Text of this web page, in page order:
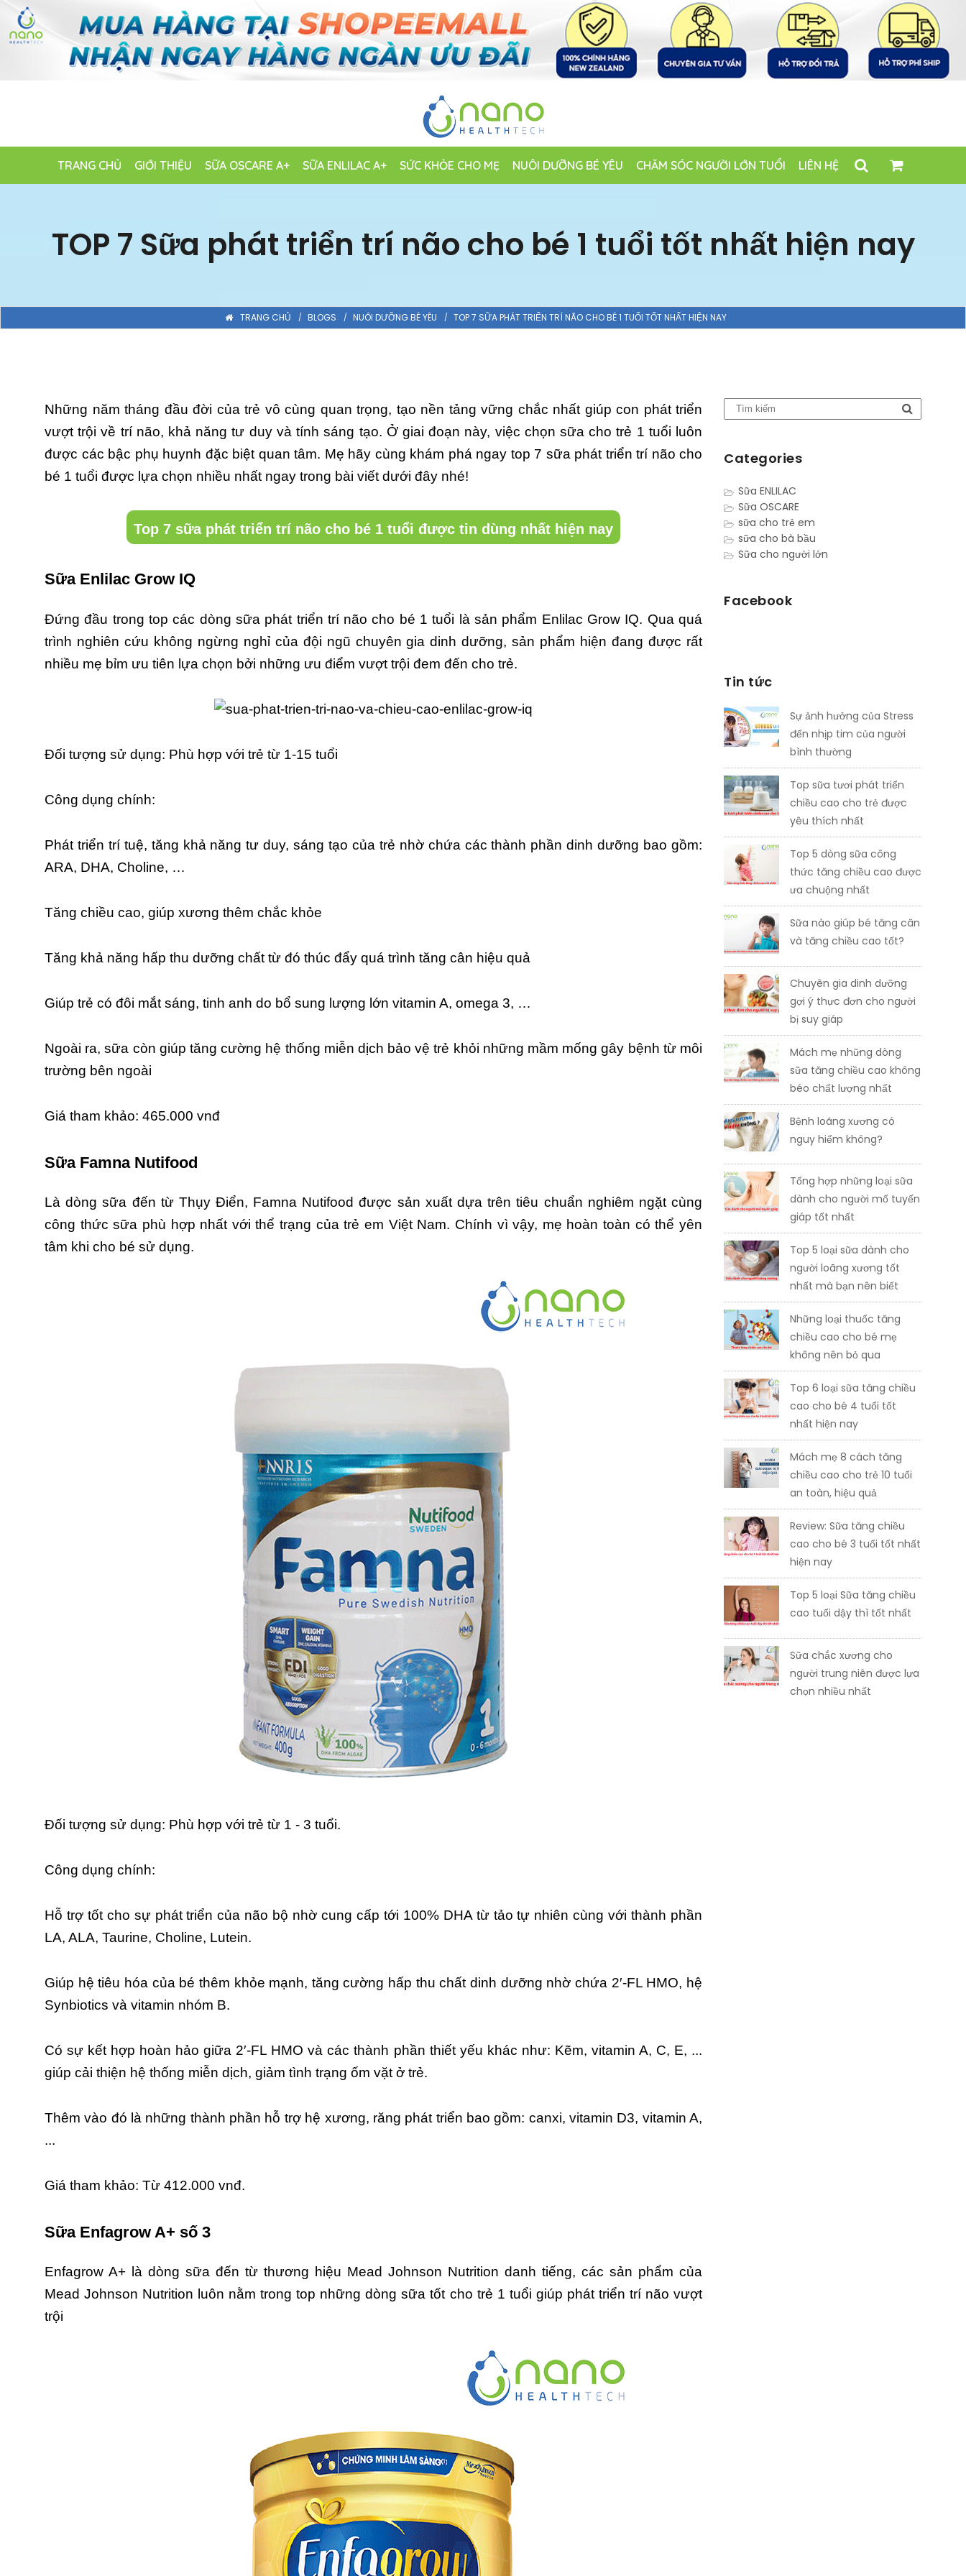
TRANG CHỦ GIỚI THIỆU SỮA OSCARE A+ SỮA ENLILAC A+ SỨC KHỎE CHO MẸ NUÔI DƯỠNG BÉ YÊU CHĂM SÓC NGƯỜI LỚN TUỔI LIÊN HỆ
TOP 7 Sữa phát triển trí não cho bé 1 tuổi tốt nhất hiện nay
TRANG CHỦ BLOGS NUÔI DƯỠNG BÉ YÊU TOP 7 SỮA PHÁT TRIỂN TRÍ NÃO CHO BÉ 1 TUỔI TỐT NHẤT HIỆN NAY
Những năm tháng đầu đời của trẻ vô cùng quan trọng, tạo nền tảng vững chắc nhất giúp con phát triển
vượt trội về trí não, khả năng tư duy và tính sáng tạo. Ở giai đoạn này, việc chọn sữa cho trẻ 1 tuổi luôn
được các bậc phụ huynh đặc biệt quan tâm. Mẹ hãy cùng khám phá ngay top 7 sữa phát triển trí não cho
bé 1 tuổi được lựa chọn nhiều nhất ngay trong bài viết dưới đây nhé!
Top 7 sữa phát triển trí não cho bé 1 tuổi được tin dùng nhất hiện nay
Sữa Enlilac Grow IQ
Đứng đầu trong top các dòng sữa phát triển trí não cho bé 1 tuổi là sản phẩm Enlilac Grow IQ. Qua quá
trình nghiên cứu không ngừng nghỉ của đội ngũ chuyên gia dinh dưỡng, sản phẩm hiện đang được rất
nhiều mẹ bỉm ưu tiên lựa chọn bởi những ưu điểm vượt trội đem đến cho trẻ.
Đối tượng sử dụng: Phù hợp với trẻ từ 1-15 tuổi
Công dụng chính:
Phát triển trí tuệ, tăng khả năng tư duy, sáng tạo của trẻ nhờ chứa các thành phần dinh dưỡng bao gồm:
ARA, DHA, Choline, …
Tăng chiều cao, giúp xương thêm chắc khỏe
Tăng khả năng hấp thu dưỡng chất từ đó thúc đẩy quá trình tăng cân hiệu quả
Giúp trẻ có đôi mắt sáng, tinh anh do bổ sung lượng lớn vitamin A, omega 3, …
Ngoài ra, sữa còn giúp tăng cường hệ thống miễn dịch bảo vệ trẻ khỏi những mầm mống gây bệnh từ môi
trường bên ngoài
Giá tham khảo: 465.000 vnđ
Sữa Famna Nutifood
Là dòng sữa đến từ Thụy Điển, Famna Nutifood được sản xuất dựa trên tiêu chuẩn nghiêm ngặt cùng
công thức sữa phù hợp nhất với thể trạng của trẻ em Việt Nam. Chính vì vậy, mẹ hoàn toàn có thể yên
tâm khi cho bé sử dụng.
Đối tượng sử dụng: Phù hợp với trẻ từ 1 - 3 tuổi.
Công dụng chính:
Hỗ trợ tốt cho sự phát triển của não bộ nhờ cung cấp tới 100% DHA từ tảo tự nhiên cùng với thành phần
LA, ALA, Taurine, Choline, Lutein.
Giúp hệ tiêu hóa của bé thêm khỏe mạnh, tăng cường hấp thu chất dinh dưỡng nhờ chứa 2′-FL HMO, hệ
Synbiotics và vitamin nhóm B.
Có sự kết hợp hoàn hảo giữa 2′-FL HMO và các thành phần thiết yếu khác như: Kẽm, vitamin A, C, E, ...
giúp cải thiện hệ thống miễn dịch, giảm tình trạng ốm vặt ở trẻ.
Thêm vào đó là những thành phần hỗ trợ hệ xương, răng phát triển bao gồm: canxi, vitamin D3, vitamin A,
...
Giá tham khảo: Từ 412.000 vnđ.
Sữa Enfagrow A+ số 3
Enfagrow A+ là dòng sữa đến từ thương hiệu Mead Johnson Nutrition danh tiếng, các sản phẩm của
Mead Johnson Nutrition luôn nằm trong top những dòng sữa tốt cho trẻ 1 tuổi giúp phát triển trí não vượt
trội
Categories
Sữa ENLILAC
Sữa OSCARE
sữa cho trẻ em
sữa cho bà bầu
Sữa cho người lớn
Facebook
Tin tức
Sự ảnh hưởng của Stress
đến nhịp tim của người
bình thường
Top sữa tươi phát triển
chiều cao cho trẻ được
yêu thích nhất
Top 5 dòng sữa công
thức tăng chiều cao được
ưa chuộng nhất
Sữa nào giúp bé tăng cân
và tăng chiều cao tốt?
Chuyên gia dinh dưỡng
gợi ý thực đơn cho người
bị suy giáp
Mách mẹ những dòng
sữa tăng chiều cao không
béo chất lượng nhất
Bệnh loãng xương có
nguy hiểm không?
Tổng hợp những loại sữa
dành cho người mổ tuyến
giáp tốt nhất
Top 5 loại sữa dành cho
người loãng xương tốt
nhất mà bạn nên biết
Những loại thuốc tăng
chiều cao cho bé mẹ
không nên bỏ qua
Top 6 loại sữa tăng chiều
cao cho bé 4 tuổi tốt
nhất hiện nay
Mách mẹ 8 cách tăng
chiều cao cho trẻ 10 tuổi
an toàn, hiệu quả
Review: Sữa tăng chiều
cao cho bé 3 tuổi tốt nhất
hiện nay
Top 5 loại Sữa tăng chiều
cao tuổi dậy thì tốt nhất
Sữa chắc xương cho
người trung niên được lựa
chọn nhiều nhất